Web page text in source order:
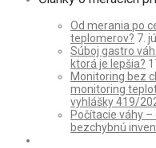
Od merania po
teplomerov? 7.
Súboj gastro
ktorá je lepšia?
Monitoring bez
monitoring
vyhlášky 419/
Počítacie váhy
bezchybnú